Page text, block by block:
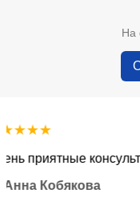
На
Кобякова